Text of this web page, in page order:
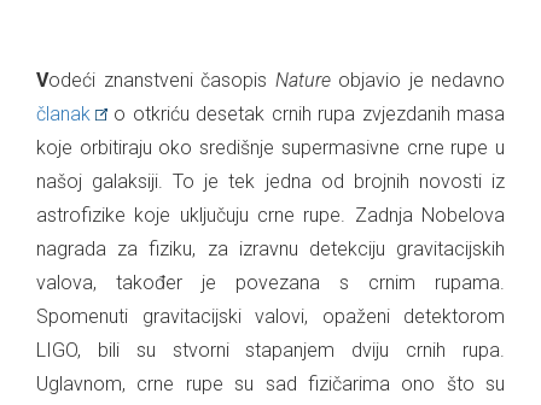
Vodeći znanstveni časopis Natureobjavio je nedavno
članak
o otkriću desetak crnih rupa zvjezdanih masa
koje orbitiraju oko središnje supermasivne crne rupe u
našoj galaksiji. To je tek jedna od brojnih novosti iz
astrofizike koje uključuju crne rupe. Zadnja Nobelova
nagrada za fiziku, za izravnu detekciju gravitacijskih
valova, također je povezana s crnim rupama.
Spomenuti gravitacijski valovi, opaženi detektorom
LIGO, bili su stvorni stapanjem dviju crnih rupa.
Uglavnom, crne rupe su sad fizičarima ono što su